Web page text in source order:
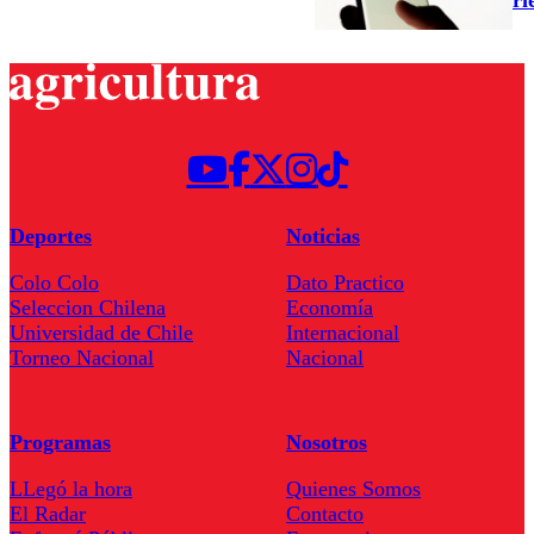
Deportes
Colo Colo
Seleccion Chilena
Universidad de Chile
Torneo Nacional
Noticias
Dato Practico
Economía
Internacional
Nacional
Programas
LLegó la hora
El Radar
Nosotros
Quienes Somos
Contacto